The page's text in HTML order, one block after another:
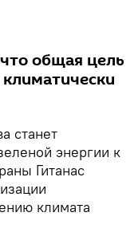
общая цель
станет
энергии к
Гитанас
климата